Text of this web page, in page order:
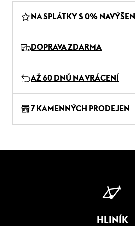
NA SPLÁTKY S 0% NAVÝŠENÍ
DOPRAVA ZDARMA
AŽ 60 DNŮ NA VRÁCENÍ
7 KAMENNÝCH PRODEJEN
HLINÍK